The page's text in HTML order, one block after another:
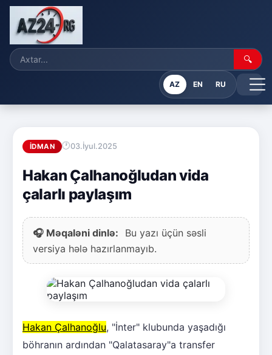
🔍
AZ EN RU
İDMAN 03.İyul.2025
Hakan Çalhanoğludan vida
çalarlı paylaşım
🎧 Məqaləni dinlə:
Bu yazı üçün səsli
versiya hələ hazırlanmayıb.
Hakan Çalhanoğlu, "İnter" klubunda yaşadığı
böhranın ardından "Qalatasaray"a transfer